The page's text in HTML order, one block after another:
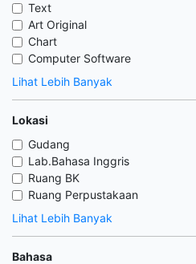
Text
Art Original
Chart
Computer Software
Lihat Lebih Banyak
Lokasi
Gudang
Lab.Bahasa Inggris
Ruang BK
Ruang Perpustakaan
Lihat Lebih Banyak
Bahasa